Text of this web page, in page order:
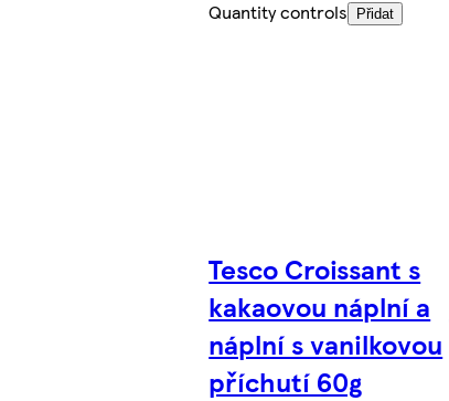
Quantity controls Přidat
Tesco Croissant s
kakaovou náplní a
náplní s vanilkovou
příchutí 60g